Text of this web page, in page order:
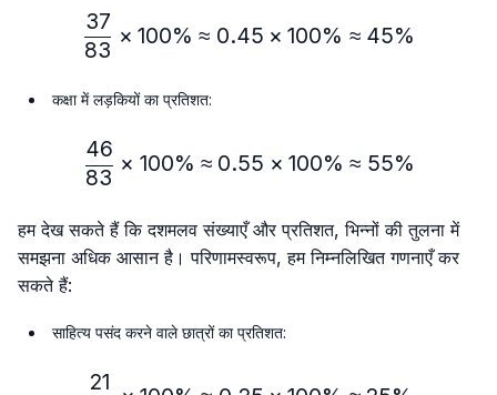
\frac{37}{83} × 100\%≈
83
37
× 100% ≈ 0.45 × 100% ≈ 45%
कक्षा में लड़कियों का प्रतिशत:
\frac{46}{83} × 100\%
83
46
× 100% ≈ 0.55 × 100% ≈ 55%
हम देख सकते हैं कि दशमलव संख्याएँ और प्रतिशत, भिन्नों की तुलना में
समझना अधिक आसान है। परिणामस्वरूप, हम निम्नलिखित गणनाएँ कर
सकते हैं:
साहित्य पसंद करने वाले छात्रों का प्रतिशत:
\frac{21}{83} × 100\% ≈
21